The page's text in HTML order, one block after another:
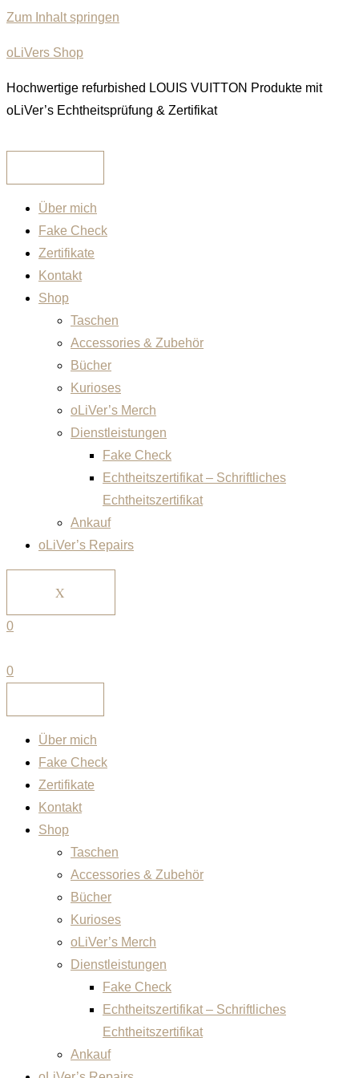
Zum Inhalt springen
oLiVers Shop
Hochwertige refurbished LOUIS VUITTON Produkte mit
oLiVer’s Echtheitsprüfung & Zertifikat
Über mich
Fake Check
Zertifikate
Kontakt
Shop
Taschen
Accessories & Zubehör
Bücher
Kurioses
oLiVer’s Merch
Dienstleistungen
Fake Check
Echtheitszertifikat – Schriftliches
Echtheitszertifikat
Ankauf
oLiVer’s Repairs
X
0
0
Über mich
Fake Check
Zertifikate
Kontakt
Shop
Taschen
Accessories & Zubehör
Bücher
Kurioses
oLiVer’s Merch
Dienstleistungen
Fake Check
Echtheitszertifikat – Schriftliches
Echtheitszertifikat
Ankauf